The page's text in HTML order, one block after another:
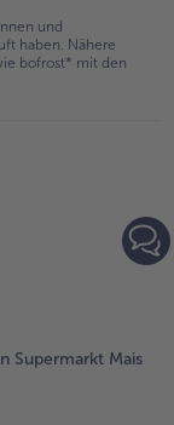
und
haben. Nähere
bofrost* mit den
Supermarkt Mais